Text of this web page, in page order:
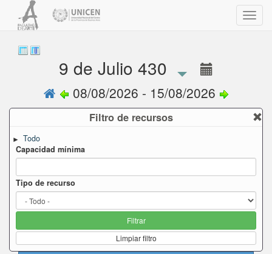
9 de Julio 430
08/08/2026 - 15/08/2026
Filtro de recursos
► Todo
Capacidad mínima
Tipo de recurso
Filtrar
Limpiar filtro